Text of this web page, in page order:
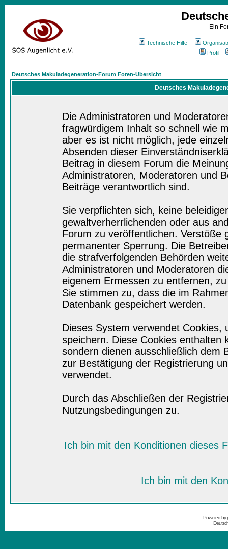
Ein
Technische Hilfe
Profil
Deutsches Makuladegeneration-Forum Foren-Übersicht
Deutsches
Die Administratoren und
fragwürdigem Inhalt so schnell wie
aber es ist nicht möglich, jede
Absenden dieser
Beitrag in diesem Forum die
Administratoren, Moderatoren und
Beiträge verantwortlich sind.
Sie verpflichten sich, keine
gewaltverherrlichenden oder aus
Forum zu veröffentlichen. Verstöße
permanenter Sperrung. Die
die strafverfolgenden Behörden
Administratoren und Moderatoren
eigenem Ermessen zu entfernen,
Sie stimmen zu, dass die im
Datenbank gespeichert werden.
Dieses System verwendet
speichern. Diese Cookies enthalten
sondern dienen ausschließlich dem
zur Bestätigung der Registrierung
verwendet.
Durch das Abschließen der
Nutzungsbedingungen zu.
Ich bin mit den Konditionen dieses
Ich bin mit den
Powered by